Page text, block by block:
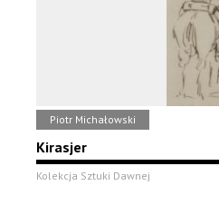
Piotr Michałowski
Kirasjer
Kolekcja Sztuki Dawnej